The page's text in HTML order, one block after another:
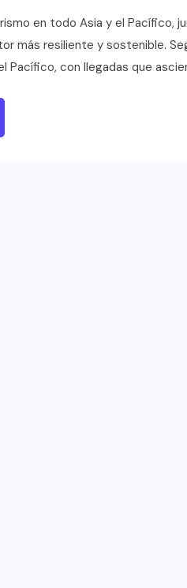
en todo Asia y el Pacífico,
más resiliente y sostenible.
Pacífico, con llegadas que